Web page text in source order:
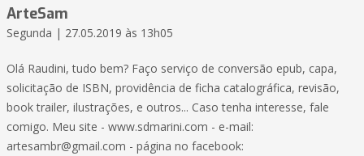
ArteSam
Segunda | 27.05.2019 às 13h05
Olá Raudini, tudo bem? Faço serviço de conversão epub, capa,
solicitação de ISBN, providência de ficha catalográfica, revisão,
book trailer, ilustrações, e outros... Caso tenha interesse, fale
comigo. Meu site - www.sdmarini.com - e-mail:
artesambr@gmail.com - página no facebook: